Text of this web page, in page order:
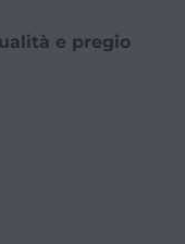
e pregio